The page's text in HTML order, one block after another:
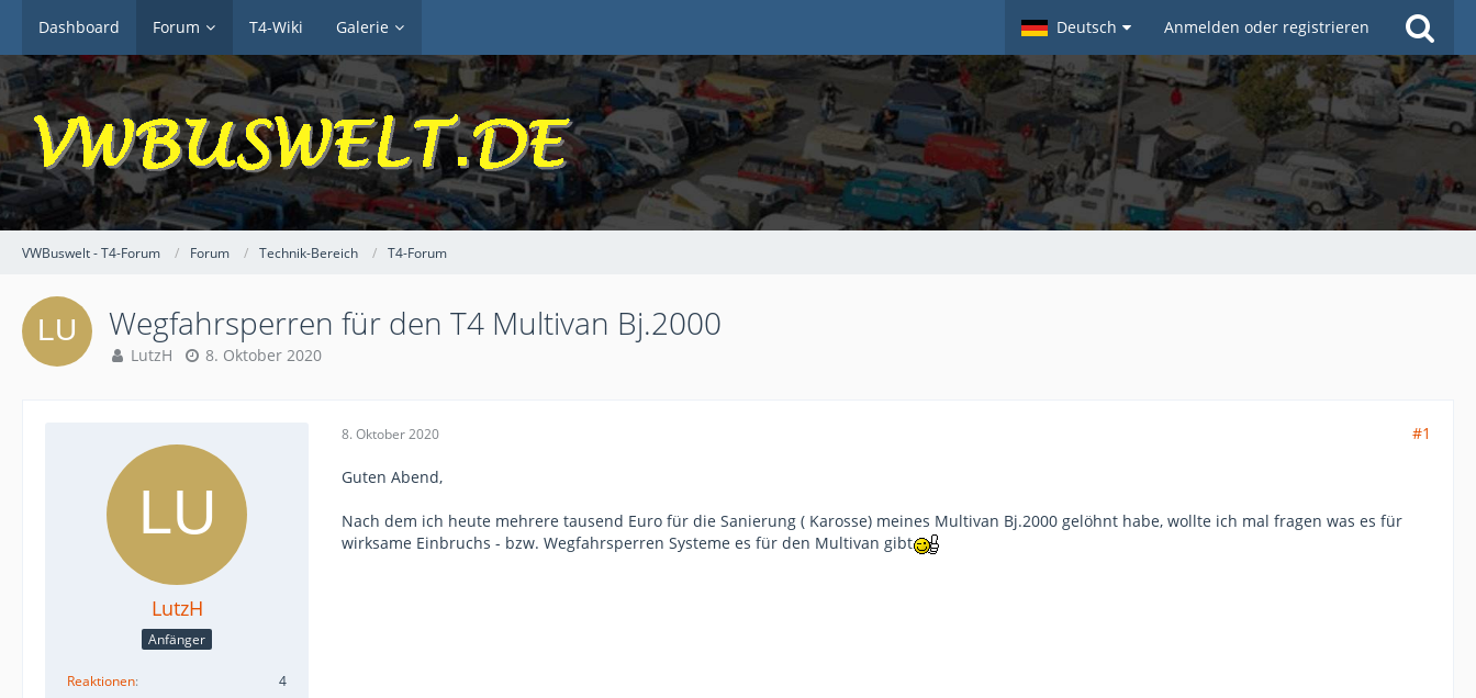
Dashboard Forum T4-Wiki Galerie Deutsch Anmelden oder registrieren
VWBuswelt - T4-Forum Forum Technik-Bereich T4-Forum
Wegfahrsperren für den T4 Multivan Bj.2000
LutzH 8. Oktober 2020
LutzH
Anfänger
Reaktionen
4
8. Oktober 2020 #1
Guten Abend,
Nach dem ich heute mehrere tausend Euro für die Sanierung ( Karosse) meines Multivan Bj.2000 gelöhnt habe, wollte ich mal fragen was es für
wirksame Einbruchs - bzw. Wegfahrsperren Systeme es für den Multivan gibt